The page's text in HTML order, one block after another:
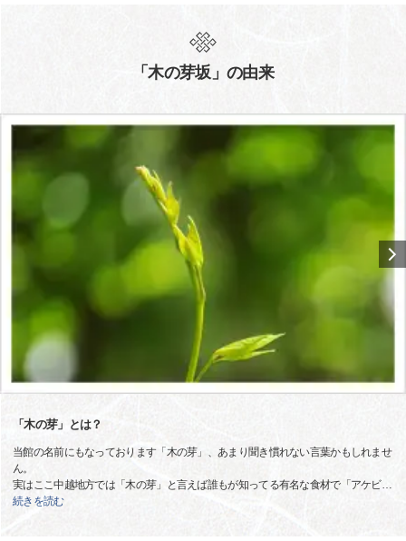
「木の芽坂」の由来
「木の芽」とは？
当館の名前にもなっております「木の芽」、あまり聞き慣れない言葉かもしれませ
ん。
実はここ中越地方では「木の芽」と言えば誰もが知ってる有名な食材で「アケビ…
続きを読む